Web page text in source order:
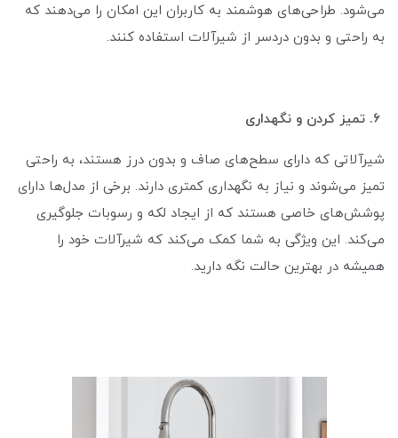
می‌شود. طراحی‌های هوشمند به کاربران این امکان را می‌دهند که
به راحتی و بدون دردسر از شیرآلات استفاده کنند.
شیرآلاتی که دارای سطح‌های صاف و بدون درز هستند، به راحتی
تمیز می‌شوند و نیاز به نگهداری کمتری دارند. برخی از مدل‌ها دارای
پوشش‌های خاصی هستند که از ایجاد لکه و رسوبات جلوگیری
می‌کند. این ویژگی به شما کمک می‌کند که شیرآلات خود را
همیشه در بهترین حالت نگه دارید.